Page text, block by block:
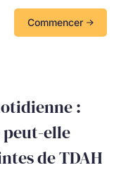
Commencer
:
elle
de TDAH